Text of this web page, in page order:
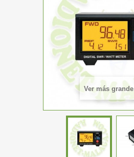
Ver más grande